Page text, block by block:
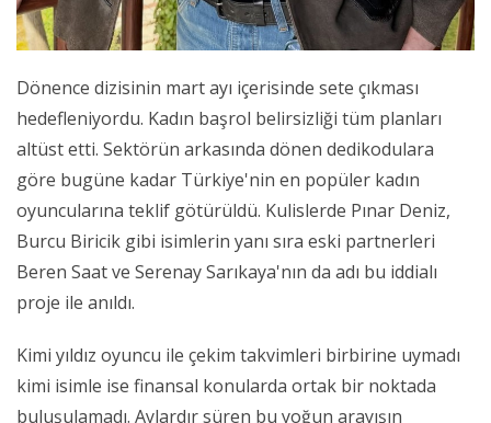
Dönence dizisinin mart ayı içerisinde sete çıkması
hedefleniyordu. Kadın başrol belirsizliği tüm planları
altüst etti. Sektörün arkasında dönen dedikodulara
göre bugüne kadar Türkiye'nin en popüler kadın
oyuncularına teklif götürüldü. Kulislerde Pınar Deniz,
Burcu Biricik gibi isimlerin yanı sıra eski partnerleri
Beren Saat ve Serenay Sarıkaya'nın da adı bu iddialı
proje ile anıldı.
Kimi yıldız oyuncu ile çekim takvimleri birbirine uymadı
kimi isimle ise finansal konularda ortak bir noktada
buluşulamadı. Aylardır süren bu yoğun arayışın